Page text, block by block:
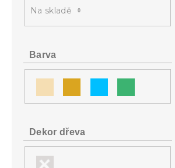
Na skladě 0
Barva
Dekor dřeva